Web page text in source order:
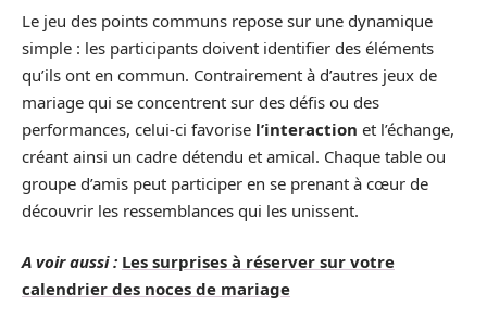
Le jeu des points communs repose sur une dynamique
simple : les participants doivent identifier des éléments
qu’ils ont en commun. Contrairement à d’autres jeux de
mariage qui se concentrent sur des défis ou des
performances, celui-ci favorise l’interaction et l’échange,
créant ainsi un cadre détendu et amical. Chaque table ou
groupe d’amis peut participer en se prenant à cœur de
découvrir les ressemblances qui les unissent.
A voir aussi : Les surprises à réserver sur votre
calendrier des noces de mariage